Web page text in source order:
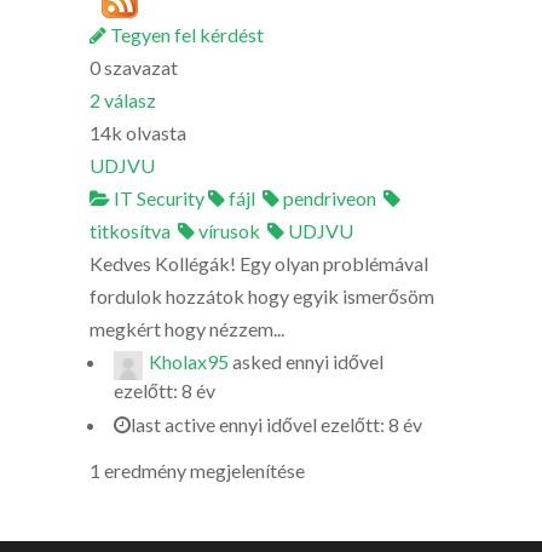
Tegyen fel kérdést
0szavazat
2 válasz
14k olvasta
UDJVU
IT Security
fájl
pendriveon
titkosítva
vírusok
UDJVU
Kedves Kollégák! Egy olyan problémával
fordulok hozzátok hogy egyik ismerősöm
megkért hogy nézzem...
Kholax95 asked ennyi idővel
ezelőtt: 8 év
last active ennyi idővel ezelőtt: 8 év
1 eredmény megjelenítése